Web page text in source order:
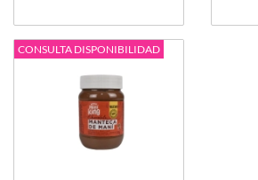
CONSULTA DISPONIBILIDAD